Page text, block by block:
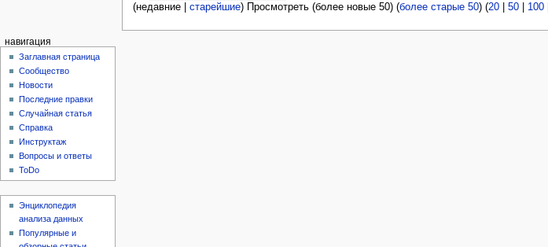
(недавние | старейшие) Просмотреть (более новые 50) (более старые 50) (20| 50| 100|
навигация
Заглавная страница
Сообщество
Новости
Последние правки
Случайная статья
Справка
Инструктаж
Вопросы и ответы
ToDo
Энциклопедия
анализа данных
Популярные и